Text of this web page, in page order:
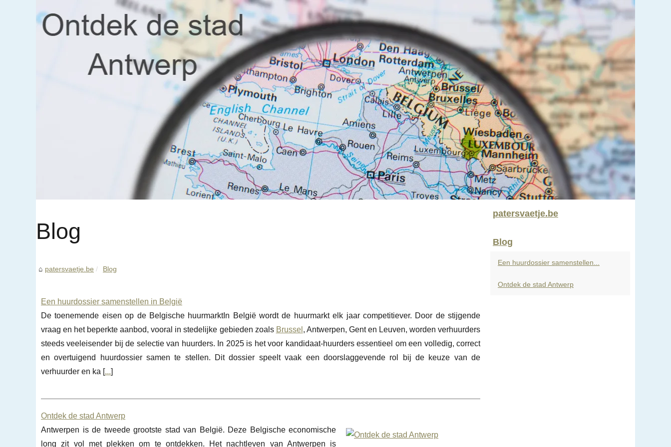
Blog
patersvaetje.be Blog
Een huurdossier samenstellen in België
De toenemende eisen op de Belgische huurmarktIn België wordt de huurmarkt elk jaar competitiever. Door de stijgende
vraag en het beperkte aanbod, vooral in stedelijke gebieden zoals Brussel , Antwerpen, Gent en Leuven, worden verhuurders
steeds veeleisender bij de selectie van huurders. In 2025 is het voor kandidaat-huurders essentieel om een volledig, correct
en overtuigend huurdossier samen te stellen. Dit dossier speelt vaak een doorslaggevende rol bij de keuze van de
verhuurder en ka [...]
Ontdek de stad Antwerp
Antwerpen is de tweede grootste stad van België. Deze Belgische economische
long zit vol met plekken om te ontdekken. Het nachtleven van Antwerpen is
patersvaetje.be
Blog
Een huurdossier samenstellen...
Ontdek de stad Antwerp